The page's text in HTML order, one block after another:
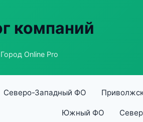
компаний
Online Pro
Северо-Западный ФО
Южный ФО